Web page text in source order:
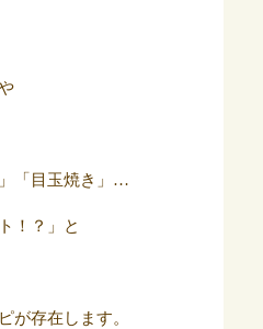
「目玉焼き」…
！？」と
が存在します。